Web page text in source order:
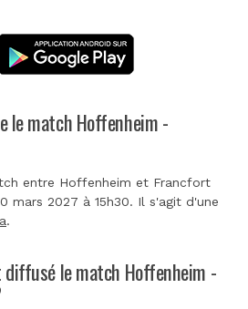
le match Hoffenheim -
entre Hoffenheim et Francfort
mars 2027 à 15h30. Il s'agit d'une
.
diffusé le match Hoffenheim -